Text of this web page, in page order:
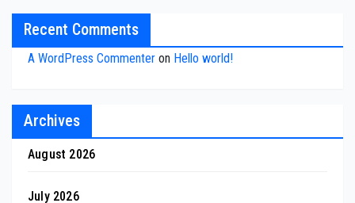
Recent Comments
A WordPress Commenter on Hello world!
Archives
August 2026
July 2026